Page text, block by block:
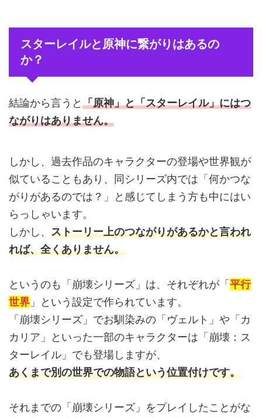
スターレイルと原神に繋がりはあるの
か？
結論から言うと「原神」と「スターレイル」にはつ
ながりはありません。
しかし、過去作品のキャラクターの登場や世界観が
似ていることもあり、同シリーズ内では「何かつな
がりがあるのでは？」と感じてしまう方も中にはい
らっしゃいます。
しかし、 ストーリー上のつながりがあるかと言われ
れば、全くありません。
というのも「崩壊シリーズ」は、それぞれが「 平行
世界 」という設定で作られています。
「崩壊シリーズ」でお馴染みの「ヴェルト」や「カ
カリア」といった一部のキャラクターは「崩壊：ス
ターレイル」でも登場しますが、
あくまで別の世界での物語という位置付けです。
それまでの「崩壊シリーズ」をプレイしたことがな